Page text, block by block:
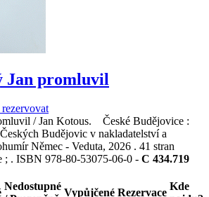
Jan promluvil
/ Jan Kotous. České Budějovice :
Budějovic v nakladatelství a
Němec - Veduta, 2026 . 41 stran
; . ISBN 978-80-53075-06-0 - C 434.719
Nedostupné
Vypůjčené Rezervace
Kde